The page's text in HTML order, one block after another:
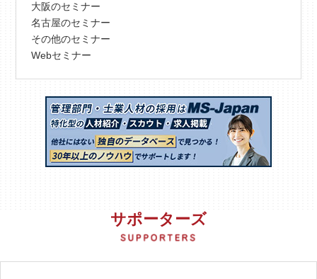
大阪のセミナー
名古屋のセミナー
その他のセミナー
Webセミナー
サポーターズ